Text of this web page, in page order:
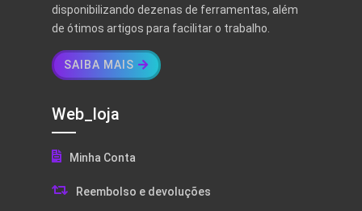
disponibilizando dezenas de ferramentas, além
de ótimos artigos para facilitar o trabalho.
SAIBA MAIS
Web_loja
Minha Conta
Reembolso e devoluções